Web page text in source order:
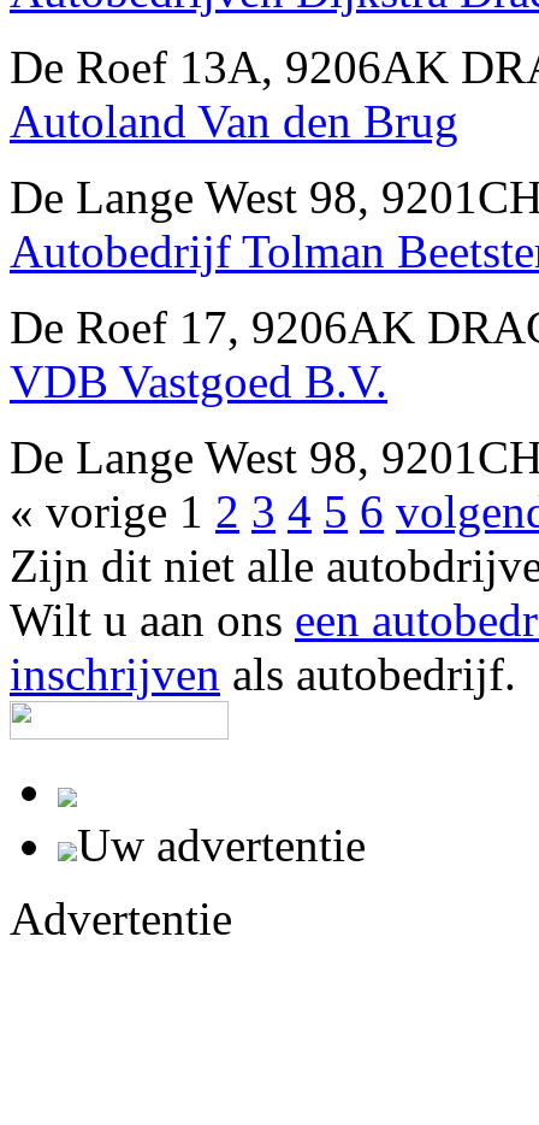
De Roef 13A, 9206AK
Autoland Van den Brug
De Lange West 98,
Autobedrijf Tolman
De Roef 17, 9206AK
VDB Vastgoed B.V.
De Lange West 98,
« vorige 1 2 3 4 5 6
Zijn dit niet alle
Wilt u aan ons een
inschrijven als autobedrijf.
Uw advertentie
Advertentie